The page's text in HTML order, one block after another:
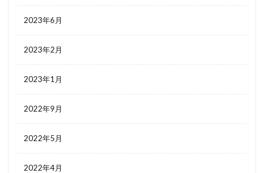
2023年6月
2023年2月
2023年1月
2022年9月
2022年5月
2022年4月